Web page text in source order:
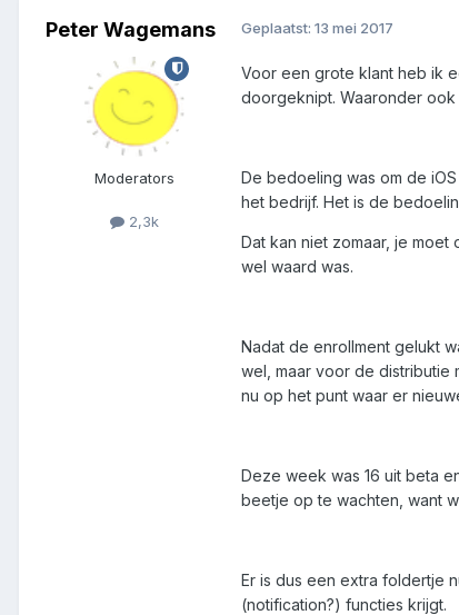
Peter Wagemans
Moderators
2,3k
Geplaatst: 13 mei 2017
Voor een grote klant heb ik
doorgeknipt. Waaronder
De bedoeling was om de
het bedrijf. Het is de
Dat kan niet zomaar, je
wel waard was.
Nadat de enrollment gelukt
wel, maar voor de
nu op het punt waar er
Deze week was 16 uit beta
beetje op te wachten, want
Er is dus een extra foldertje
(notification?) functies krijgt.